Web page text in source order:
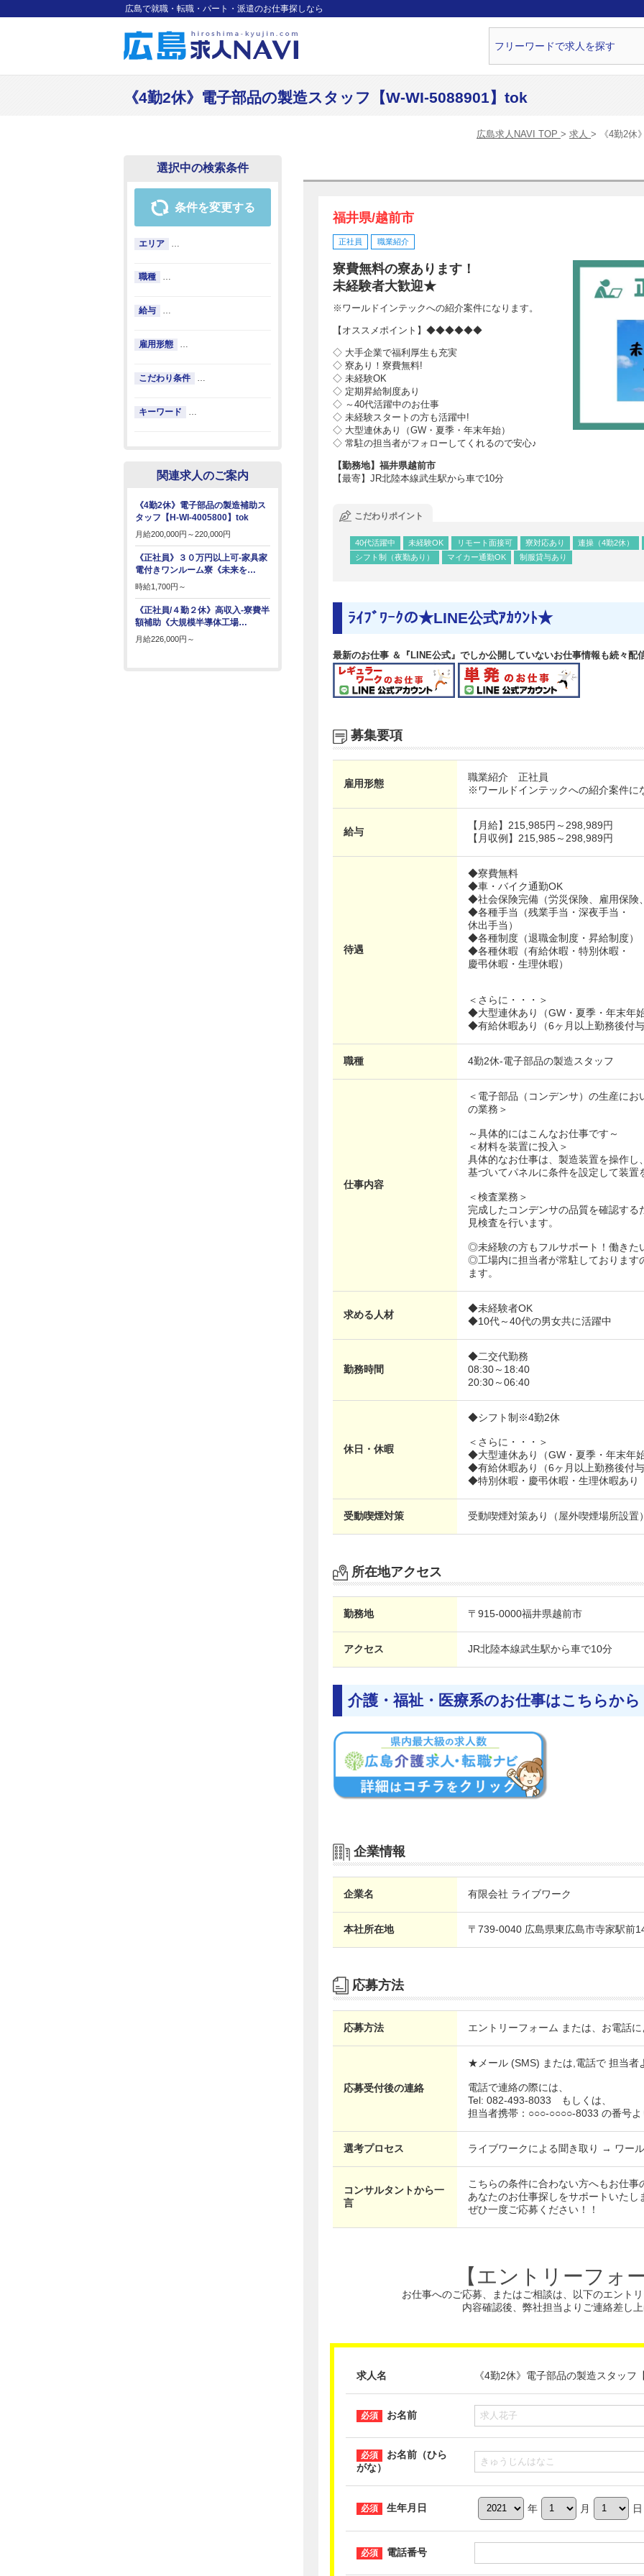
広島で就職・転職・パート・派遣のお仕事探しなら
《4勤2休》電子部品の製造スタッフ【W-WI-5088901】tok
広島求人NAVI TOP 求人 《4勤2
福井県/越前市
正社員 職業紹介
寮費無料の寮あります！
未経験者大歓迎★
※ワールドインテックへの紹介案件になります。
【オススメポイント】◆◆◆◆◆◆
◇ 大手企業で福利厚生も充実
◇ 寮あり！寮費無料!
◇ 未経験OK
◇ 定期昇給制度あり
◇ ～40代活躍中のお仕事
◇ 未経験スタートの方も活躍中!
◇ 大型連休あり（GW・夏季・年末年始）
◇ 常駐の担当者がフォローしてくれるので安心♪
【勤務地】福井県越前市
【最寄】JR北陸本線武生駅から車で10分
こだわりポイント
40代活躍中 未経験OK リモート面接可 寮対応あり 連操（4勤2休）
シフト制（夜勤あり）
マイカー通勤OK 制服貸与あり
ﾗｲﾌﾞﾜｰｸの★LINE公式ｱｶｳﾝﾄ★
最新のお仕事 ＆『LINE公式』でしか公開していないお仕事情報も続々配
募集要項
雇用形態
職業紹介 正社員
※ワールドインテックへの紹介案件に
給与
【月給】 215,985円～ 298,989円
【月収例】215,985～298,989円
待遇
◆寮費無料
◆車・バイク通勤OK
◆社会保険完備（労災保険、雇用保険
◆各種手当（残業手当・深夜手当・
休出手当）
◆各種制度（退職金制度・昇給制度）
◆各種休暇（有給休暇・特別休暇・
慶弔休暇・生理休暇）
＜さらに・・・＞
◆大型連休あり（GW・夏季・年末年始
◆有給休暇あり（6ヶ月以上勤務後付与
職種 4勤2休-電子部品の製造スタッフ
仕事内容
＜電子部品（コンデンサ）の生産に
の業務＞
～具体的にはこんなお仕事です～
＜材料を装置に投入＞
具体的なお仕事は、製造装置を操作し
基づいてパネルに条件を設定して装置
＜検査業務＞
完成したコンデンサの品質を確認す
見検査を行います。
◎未経験の方もフルサポート！働き
◎工場内に担当者が常駐しております
ます。
求める人材
◆未経験者OK
◆10代～40代の男女共に活躍中
勤務時間
◆二交代勤務
08:30～18:40
20:30～06:40
休日・休暇
◆シフト制※4勤2休
＜さらに・・・＞
◆大型連休あり（GW・夏季・年末年始
◆有給休暇あり（6ヶ月以上勤務後付与
◆特別休暇・慶弔休暇・生理休暇あり
受動喫煙対策 受動喫煙対策あり（屋外喫煙場所設置）
所在地アクセス
勤務地 〒915-0000福井県越前市
アクセス JR北陸本線武生駅から車で10分
介護・福祉・医療系のお仕事はこちらから
企業情報
企業名 有限会社 ライブワーク
本社所在地 〒739-0040 広島県東広島市寺家駅前
応募方法
応募方法 エントリーフォーム または、お電話に
応募受付後の連絡
★メール (SMS) または,電話で 担当者
電話で連絡の際には、
Tel: 082-493-8033 もしくは、
担当者携帯：○○○-○○○○-8033 の番号よ
選考プロセス ライブワークによる聞き取り → ワー
コンサルタントから一
言
こちらの条件に合わない方へもお仕事
あなたのお仕事探しをサポートいた
ぜひ一度ご応募ください！！
【エントリーフォ
お仕事へのご応募、またはご相談は、 以下のエント
内容確認後、弊社担当よりご連絡差し上
求人名 《4勤2休》電子部品の製造スタッフ
お名前
お名前（ひら
がな）
生年月日 年 月 日
電話番号
選択中の検索条件
条件を変更する
エリア
職種 …
給与 …
雇用形態 …
こだわり条件
キーワード
関連求人のご案内
《4勤2休》電子部品の製造補助ス
タッフ【H-WI-4005800】tok
月給200,000円～220,000円
《正社員》３０万円以上可-家具家
電付きワンルーム寮《未来を…
時給1,700円～
《正社員/４勤２休》高収入-寮費半
額補助《大規模半導体工場…
月給226,000円～